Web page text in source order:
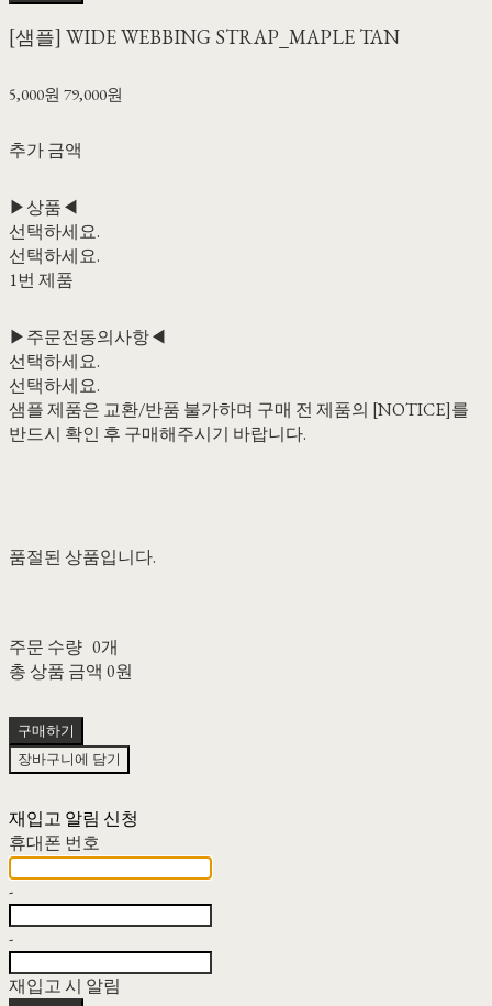
[샘플] WIDE WEBBING STRAP_MAPLE TAN
5,000원 79,000원
추가 금액
▶상품◀
선택하세요.
선택하세요.
1번 제품
▶주문전동의사항◀
선택하세요.
선택하세요.
샘플 제품은 교환/반품 불가하며 구매 전 제품의 [NOTICE]를
반드시 확인 후 구매해주시기 바랍니다.
품절된 상품입니다.
주문 수량 0개
총 상품 금액 0원
구매하기
장바구니에 담기
재입고 알림 신청
휴대폰 번호
-
-
재입고 시 알림